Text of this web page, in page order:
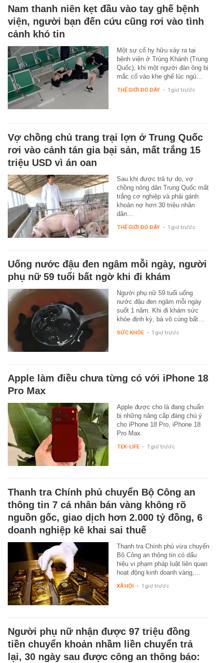
Nam thanh niên kẹt đầu vào tay ghế bệnh
viện, người bạn đến cứu cũng rơi vào tình
cảnh khó tin
Một sự cố hy hữu xảy ra tại
bệnh viện ở Trùng Khánh (Trung
Quốc), khi một người đàn ông bị
mắc cổ vào khe ghế lúc ngủ…
THẾ GIỚI ĐÓ ĐÂY - 1 giờ trước
Vợ chồng chủ trang trại lợn ở Trung Quốc
rơi vào cảnh tán gia bại sản, mất trắng 15
triệu USD vì án oan
Sau khi được trả tự do, vợ
chồng nông dân Trung Quốc mất
trắng cơ nghiệp và phải gánh
khoản nợ hơn 30 triệu nhân
dân…
THẾ GIỚI ĐÓ ĐÂY - 1 giờ trước
Uống nước đậu đen ngâm mỗi ngày, người
phụ nữ 59 tuổi bất ngờ khi đi khám
Người phụ nữ 59 tuổi uống
nước đậu đen ngâm mỗi ngày
suốt 1 năm. Khi đi khám sức
khỏe định kỳ, bà vô cùng bất…
SỨC KHỎE - 1 giờ trước
Apple làm điều chưa từng có với iPhone 18
Pro Max
Apple được cho là đang chuẩn
bị những nâng cấp đáng chú ý
cho iPhone 18 Pro, iPhone 18
Pro Max.
TEK-LIFE - 1 giờ trước
Thanh tra Chính phủ chuyển Bộ Công an
thông tin 7 cá nhân bán vàng không rõ
nguồn gốc, giao dịch hơn 2.000 tỷ đồng, 6
doanh nghiệp kê khai sai thuế
Thanh tra Chính phủ vừa chuyển
Bộ Công an thông tin có dấu
hiệu vi phạm pháp luật liên quan
hoạt động kinh doanh vàng,…
XÃ HỘI - 1 giờ trước
Người phụ nữ nhận được 97 triệu đồng
tiền chuyển khoản nhầm liền chuyển trả
lại, 30 ngày sau được công an thông báo: